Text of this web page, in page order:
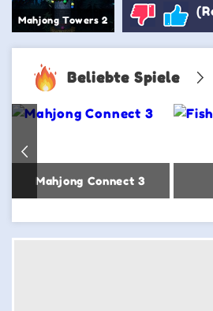
Mahjong Towers 2
Beliebte Spiele
Mahjong Connect 3